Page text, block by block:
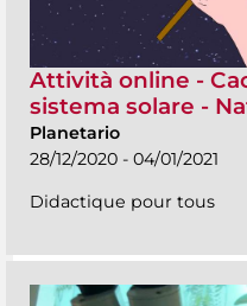
Attività online -
sistema solare -
Planetario
28/12/2020 - 04/01/2021
Didactique pour tous